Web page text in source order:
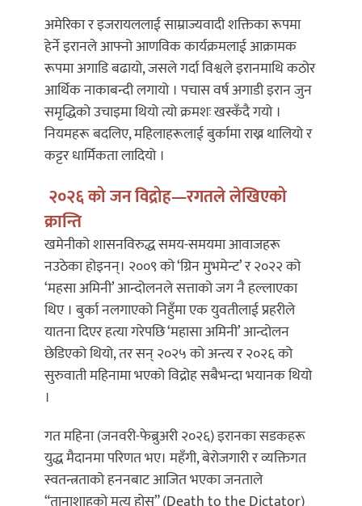
अमेरिका र इजरायललाई साम्राज्यवादी शक्तिका रूपमा
हेर्ने इरानले आफ्नो आणविक कार्यक्रमलाई आक्रामक
रूपमा अगाडि बढायो, जसले गर्दा विश्वले इरानमाथि कठोर
आर्थिक नाकाबन्दी लगायो । पचास वर्ष अगाडी इरान जुन
समृद्धिको उचाइमा थियो त्यो क्रमशः खस्कँदै गयो ।
नियमहरू बदलिए, महिलाहरूलाई बुर्कामा राख्न थालियो र
कट्टर धार्मिकता लादियो ।
२०२६ को जन विद्रोह—रगतले लेखिएको
क्रान्ति
खमेनीको शासनविरुद्ध समय-समयमा आवाजहरू
नउठेका होइनन्। २००९ को ‘ग्रिन मुभमेन्ट’ र २०२२ को
‘महसा अमिनी’ आन्दोलनले सत्ताको जग नै हल्लाएका
थिए । बुर्का नलगाएको निहुँमा एक युवतीलाई प्रहरीले
यातना दिएर हत्या गरेपछि ‘महासा अमिनी’ आन्दोलन
छेडिएको थियो, तर सन् २०२५ को अन्त्य र २०२६ को
सुरुवाती महिनामा भएको विद्रोह सबैभन्दा भयानक थियो
।
गत महिना (जनवरी-फेब्रुअरी २०२६) इरानका सडकहरू
युद्ध मैदानमा परिणत भए। महँगी, बेरोजगारी र व्यक्तिगत
स्वतन्त्रताको हननबाट आजित भएका जनताले